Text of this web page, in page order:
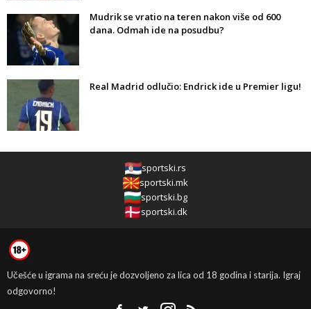
Mudrik se vratio na teren nakon više od 600
dana. Odmah ide na posudbu?
Real Madrid odlučio: Endrick ide u Premier ligu!
sportski.rs
sportski.mk
sportski.bg
sportski.dk
Učešće u igrama na sreću je dozvoljeno za lica od 18 godina i starija. Igraj
odgovorno!